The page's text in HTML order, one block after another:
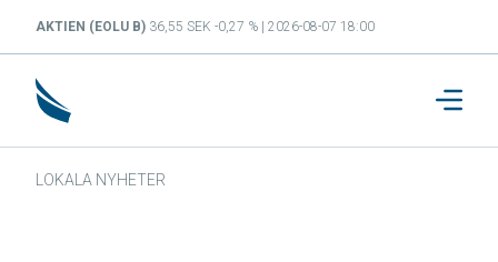
AKTIEN (EOLU B) 36,55 SEK -0,27 % | 2026-08-07 18:00
LOKALA NYHETER